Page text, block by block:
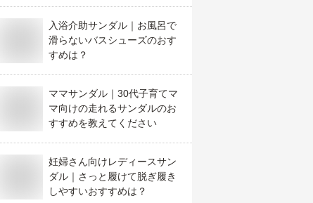
入浴介助サンダル｜お風呂で
滑らないバスシューズのおす
すめは？
ママサンダル｜30代子育てマ
マ向けの走れるサンダルのお
すすめを教えてください
妊婦さん向けレディースサン
ダル｜さっと履けて脱ぎ履き
しやすいおすすめは？